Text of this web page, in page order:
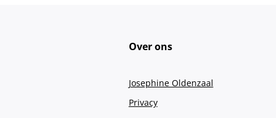
Over ons
Josephine Oldenzaal
Privacy